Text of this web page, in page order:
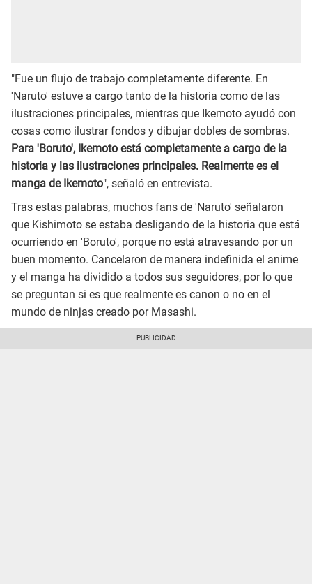
"Fue un flujo de trabajo completamente diferente. En
'Naruto' estuve a cargo tanto de la historia como de las
ilustraciones principales, mientras que Ikemoto ayudó con
cosas como ilustrar fondos y dibujar dobles de sombras.
Para 'Boruto', Ikemoto está completamente a cargo de la
historia y las ilustraciones principales. Realmente es el
manga de Ikemoto", señaló en entrevista.
Tras estas palabras, muchos fans de 'Naruto' señalaron
que Kishimoto se estaba desligando de la historia que está
ocurriendo en 'Boruto', porque no está atravesando por un
buen momento. Cancelaron de manera indefinida el anime
y el manga ha dividido a todos sus seguidores, por lo que
se preguntan si es que realmente es canon o no en el
mundo de ninjas creado por Masashi.